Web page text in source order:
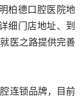
柏德口腔医院地
细门店地址、到
医之路提供完善
连锁品牌，目前